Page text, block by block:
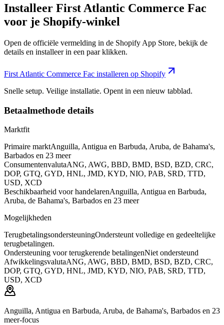
Installeer First Atlantic Commerce Fac
voor je Shopify-winkel
Open de officiële vermelding in de Shopify App Store, bekijk de
details en installeer in een paar klikken.
First Atlantic Commerce Fac installeren op Shopify
Snelle setup. Veilige installatie. Opent in een nieuw tabblad.
Betaalmethode details
Marktfit
Primaire marktAnguilla, Antigua en Barbuda, Aruba, de Bahama's,
Barbados en 23 meer
ConsumentenvalutaANG, AWG, BBD, BMD, BSD, BZD, CRC,
DOP, GTQ, GYD, HNL, JMD, KYD, NIO, PAB, SRD, TTD,
USD, XCD
Beschikbaarheid voor handelarenAnguilla, Antigua en Barbuda,
Aruba, de Bahama's, Barbados en 23 meer
Mogelijkheden
TerugbetalingsondersteuningOndersteunt volledige en gedeeltelijke
terugbetalingen.
Ondersteuning voor terugkerende betalingenNiet ondersteund
AfwikkelingsvalutaANG, AWG, BBD, BMD, BSD, BZD, CRC,
DOP, GTQ, GYD, HNL, JMD, KYD, NIO, PAB, SRD, TTD,
USD, XCD
Anguilla, Antigua en Barbuda, Aruba, de Bahama's, Barbados en 23
meer-focus